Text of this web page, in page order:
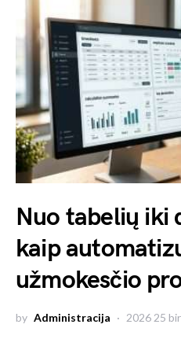
Nuo tabelių iki
kaip
užmokesčio
by Administracija 2026 25